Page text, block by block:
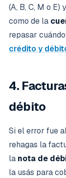
(A, B, C, M o
como de la
repasar
crédito y
4.
débito
Si el error fue
rehagas la
la nota de
la usás para